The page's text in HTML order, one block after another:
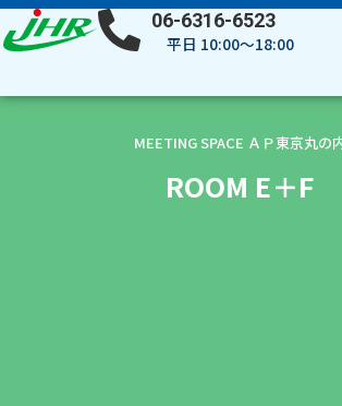
内
容
キ
06-6316-6523
平日 10:00～18:00
MEETING SPACE ＡＰ東京丸の
ROOM E＋F